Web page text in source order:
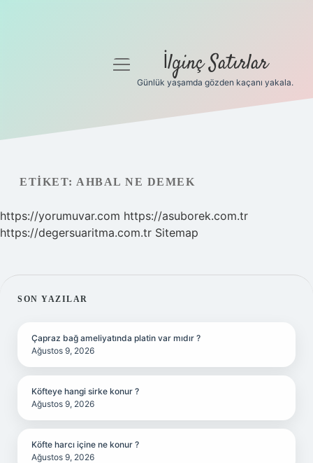
Gizlilik Politikası
menüyü
İlginç Satırlar
Günlük yaşamda gözden kaçanı yakala.
ETIKET: AHBAL NE DEMEK
https://yorumuvar.com https://asuborek.com.tr
https://degersuaritma.com.tr Sitemap
SIDEBAR
SON YAZILAR
Çapraz bağ ameliyatında platin var mıdır ?
Ağustos 9, 2026
Köfteye hangi sirke konur ?
Ağustos 9, 2026
Köfte harcı içine ne konur ?
Ağustos 9, 2026